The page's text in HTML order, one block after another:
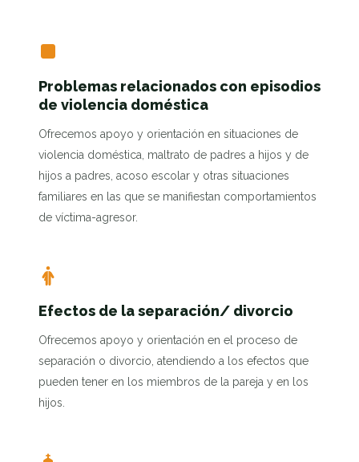
Problemas relacionados con episodios
de violencia doméstica
Ofrecemos apoyo y orientación en situaciones de
violencia doméstica, maltrato de padres a hijos y de
hijos a padres, acoso escolar y otras situaciones
familiares en las que se manifiestan comportamientos
de víctima-agresor.
Efectos de la separación/ divorcio
Ofrecemos apoyo y orientación en el proceso de
separación o divorcio, atendiendo a los efectos que
pueden tener en los miembros de la pareja y en los
hijos.